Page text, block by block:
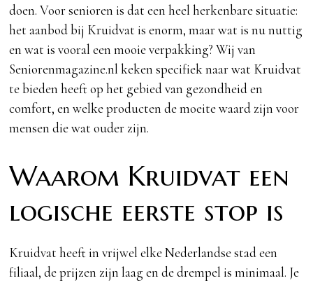
doen. Voor senioren is dat een heel herkenbare situatie:
het aanbod bij Kruidvat is enorm, maar wat is nu nuttig
en wat is vooral een mooie verpakking? Wij van
Seniorenmagazine.nl keken specifiek naar wat Kruidvat
te bieden heeft op het gebied van gezondheid en
comfort, en welke producten de moeite waard zijn voor
mensen die wat ouder zijn.
Waarom Kruidvat een
logische eerste stop is
Kruidvat heeft in vrijwel elke Nederlandse stad een
filiaal, de prijzen zijn laag en de drempel is minimaal. Je